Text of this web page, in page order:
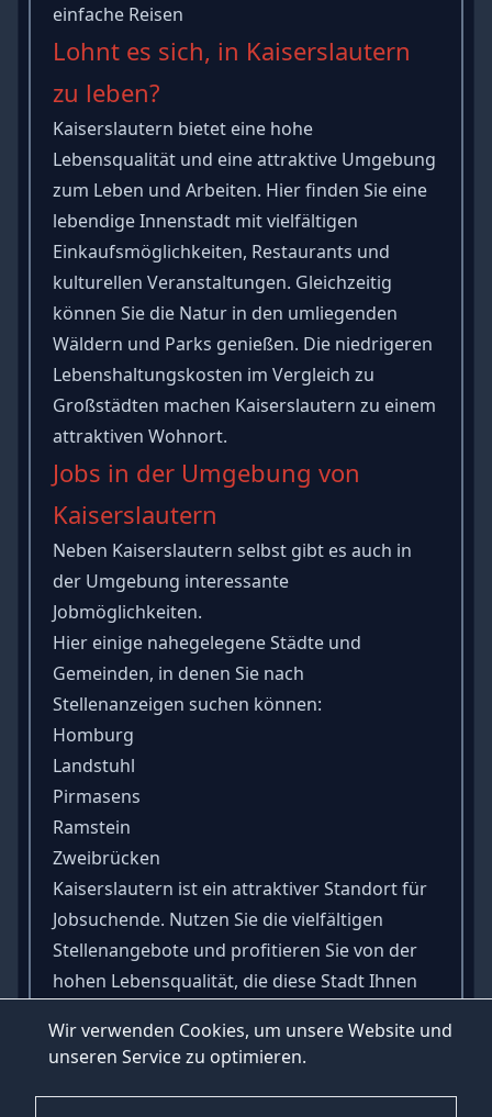
Wir verwenden Cookies, um unsere Website und
unseren Service zu optimieren.
einfache Reisen
Lohnt es sich, in Kaiserslautern
zu leben?
Kaiserslautern bietet eine hohe
Lebensqualität und eine attraktive Umgebung
zum Leben und Arbeiten. Hier finden Sie eine
lebendige Innenstadt mit vielfältigen
Einkaufsmöglichkeiten, Restaurants und
kulturellen Veranstaltungen. Gleichzeitig
können Sie die Natur in den umliegenden
Wäldern und Parks genießen. Die niedrigeren
Lebenshaltungskosten im Vergleich zu
Großstädten machen Kaiserslautern zu einem
attraktiven Wohnort.
Jobs in der Umgebung von
Kaiserslautern
Neben Kaiserslautern selbst gibt es auch in
der Umgebung interessante
Jobmöglichkeiten.
Hier einige nahegelegene Städte und
Gemeinden, in denen Sie nach
Stellenanzeigen suchen können:
Homburg
Landstuhl
Pirmasens
Ramstein
Zweibrücken
Kaiserslautern ist ein attraktiver Standort für
Jobsuchende. Nutzen Sie die vielfältigen
Stellenangebote und profitieren Sie von der
hohen Lebensqualität, die diese Stadt Ihnen
und finden Sie Ihren Traumjob in